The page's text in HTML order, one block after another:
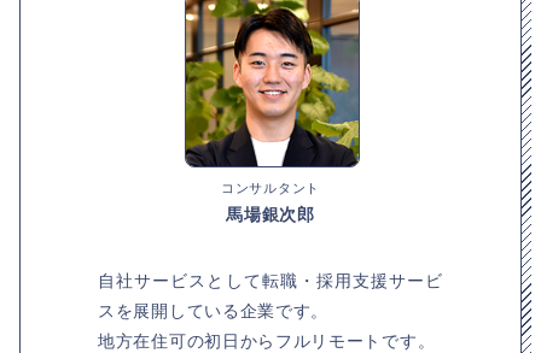
コンサルタント
馬場銀次郎
自社サービスとして転職・採用支援サービ
スを展開している企業です。
地方在住可の初日からフルリモートです。